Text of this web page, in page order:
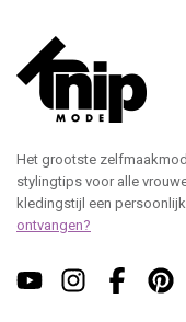
Het grootste
stylingtips voor alle
kledingstijl een
ontvangen?